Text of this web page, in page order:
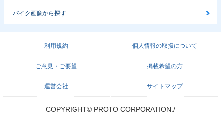
バイク画像から探す
利用規約 個人情報の取扱について
ご意見・ご要望 掲載希望の方
運営会社 サイトマップ
COPYRIGHT© PROTO CORPORATION./